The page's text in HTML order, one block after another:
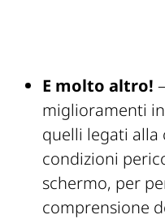
E molto altro!
miglioramenti
quelli legati alla
condizioni
schermo, per
comprensione